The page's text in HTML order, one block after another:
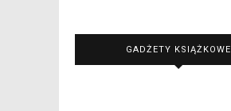
GADŻETY KSIĄŻKOWE